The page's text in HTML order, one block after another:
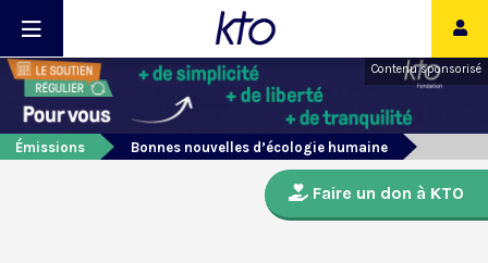
Contenu sponsorisé
Émissions Bonnes nouvelles d’écologie humaine
Faire un don à KTO